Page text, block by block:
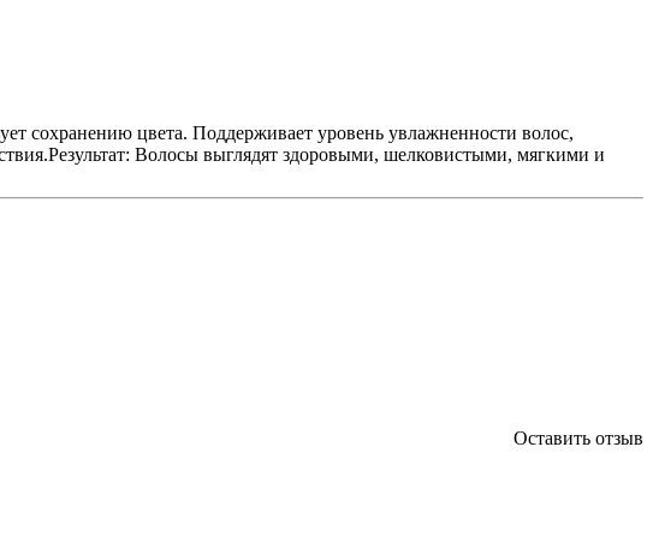
сохранению цвета. Поддерживает уровень увлажненности волос,
Волосы выглядят здоровыми, шелковистыми, мягкими и
Оставить отзыв